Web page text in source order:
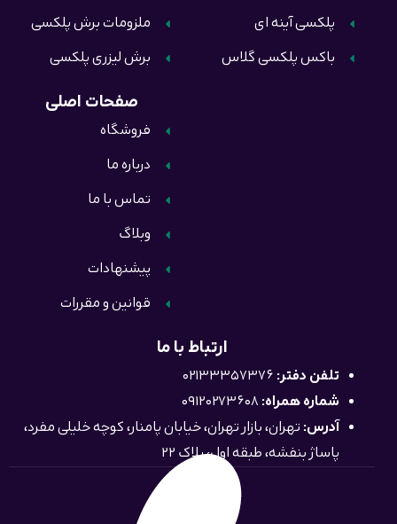
ملزومات برش پلکسی
برش لیزری پلکسی
پلکسی آینه ای
باکس پلکسی گلاس
صفحات اصلی
فروشگاه
درباره ما
تماس با ما
وبلاگ
پیشنهادات
قوانین و مقررات
ارتباط با ما
تلفن دفتر: 02133357376
شماره همراه: 09120273608
آدرس: تهران، بازار تهران، خیابان پامنار، کوچه خلیلی مفرد،
پاساژ بنفشه، طبقه اول، پلاک 22